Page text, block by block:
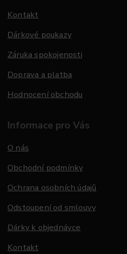
Kontakt
Dárkové poukazy
Záruka spokojenosti
Doprava a platba
Hodnocení obchodu
Informace pro Vás
O nás
Obchodní podmínky
Ochrana osobních údajů
Odstoupení od smlouvy
Dárky k objednávce
Kontakt